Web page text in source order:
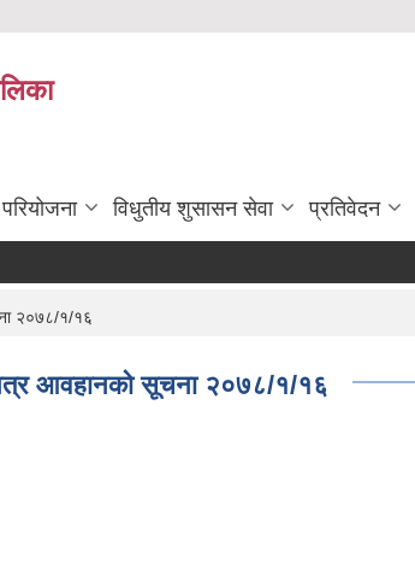
विधुतीय शुसासन सेवा प्रतिवेदन
२०७८/१/१६
आवहानको सूचना २०७८/१/१६